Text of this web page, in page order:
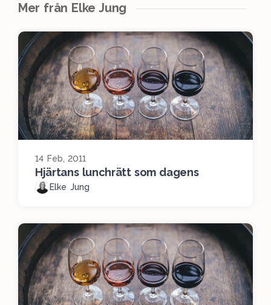
Mer från Elke Jung
14 Feb, 2011
Hjärtans lunchrätt som dagens
Elke Jung